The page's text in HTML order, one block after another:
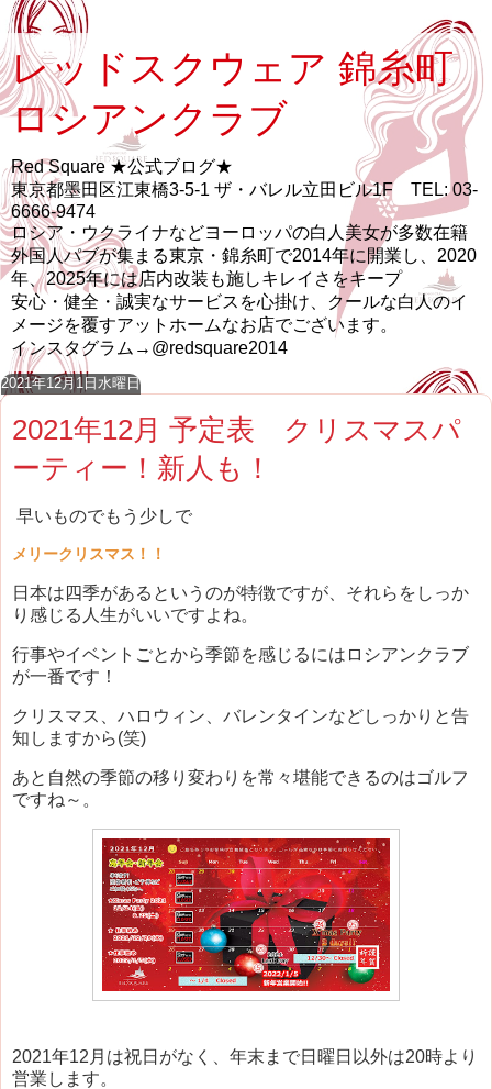
レッドスクウェア 錦糸町
ロシアンクラブ
Red Square ★公式ブログ★
東京都墨田区江東橋3-5-1 ザ・バレル立田ビル1F TEL: 03-
6666-9474
ロシア・ウクライナなどヨーロッパの白人美女が多数在籍
外国人パブが集まる東京・錦糸町で2014年に開業し、2020
年、2025年には店内改装も施しキレイさをキープ
安心・健全・誠実なサービスを心掛け、クールな白人のイ
メージを覆すアットホームなお店でございます。
インスタグラム→@redsquare2014
2021年12月1日水曜日
2021年12月 予定表 クリスマスパ
ーティー！新人も！
早いものでもう少しで
メリークリスマス！！
日本は四季があるというのが特徴ですが、それらをしっか
り感じる人生がいいですよね。
行事やイベントごとから季節を感じるにはロシアンクラブ
が一番です！
クリスマス、ハロウィン、バレンタインなどしっかりと告
知しますから(笑)
あと自然の季節の移り変わりを常々堪能できるのはゴルフ
ですね～。
2021年12月は祝日がなく、年末まで日曜日以外は20時より
営業します。